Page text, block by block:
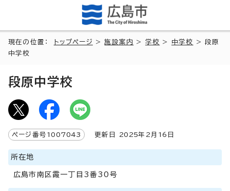
現在の位置： トップページ >施設案内 > 学校 > 中学校
> 段原
中学校
段原中学校
ページ番号 1007043 更新日 2025年2月 16 日
所在地
広島市南区霞一丁目3番30号